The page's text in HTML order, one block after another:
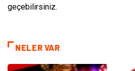
geçebilirsiniz.
NELER VAR